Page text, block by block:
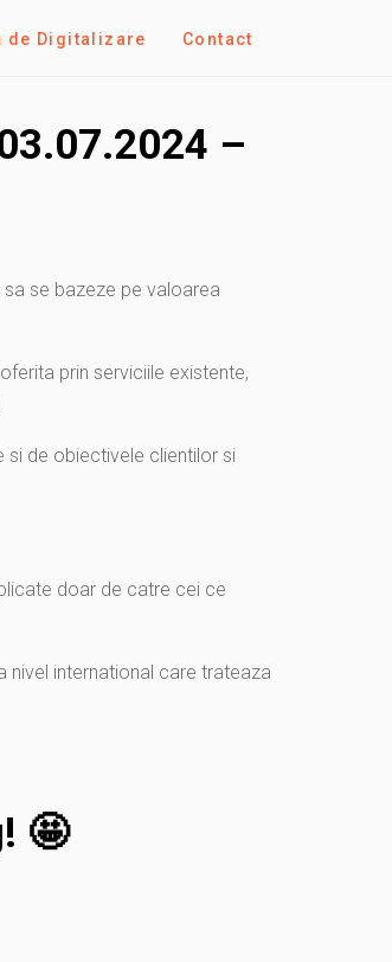
de Digitalizare Contact
–
se bazeze pe valoarea
prin serviciile existente,
de obiectivele clientilor si
doar de catre cei ce
nivel international care trateaza
🤩